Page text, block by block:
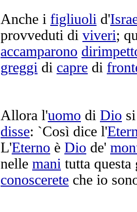
Anche i figliuoli d'
provveduti di viveri;
accamparono
greggi di capre di
Allora l'uomo di Dio
disse: `Così dice l'
L'Eterno è Dio de'
nelle mani tutta
conoscerete che io